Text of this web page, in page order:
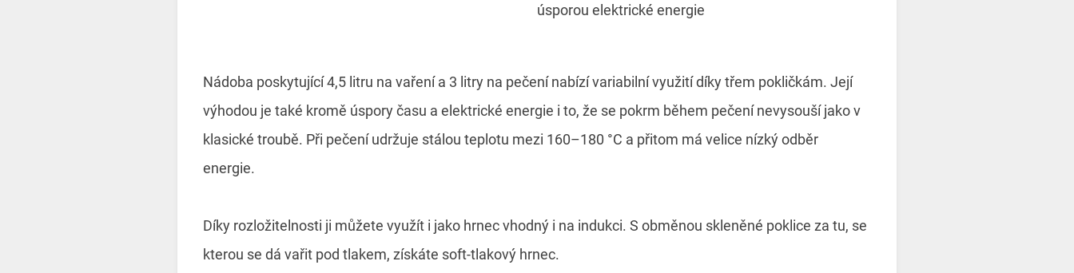
úsporou elektrické energie
Nádoba poskytující 4,5 litru na vaření a 3 litry na pečení nabízí variabilní využití díky třem pokličkám. Její
výhodou je také kromě úspory času a elektrické energie i to, že se pokrm během pečení nevysouší jako v
klasické troubě. Při pečení udržuje stálou teplotu mezi 160–180 °C a přitom má velice nízký odběr
energie.
Díky rozložitelnosti ji můžete využít i jako hrnec vhodný i na indukci. S obměnou skleněné poklice za tu, se
kterou se dá vařit pod tlakem, získáte soft-tlakový hrnec.